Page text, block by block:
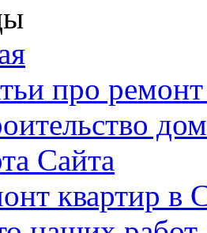
про
Сайта
квартир в